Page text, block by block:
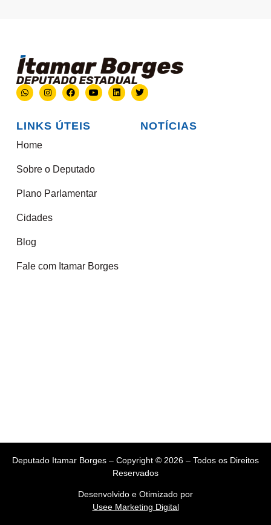
LINKS ÚTEIS
Home
Sobre o Deputado
Plano Parlamentar
Cidades
Blog
Fale com Itamar Borges
NOTÍCIAS
Deputado Itamar Borges – Copyright © 2026 – Todos os Direitos
Reservados
Desenvolvido e Otimizado por
Usee Marketing Digital